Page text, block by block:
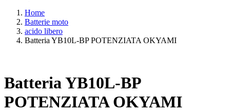
Home
Batterie moto
acido libero
Batteria YB10L-BP POTENZIATA OKYAMI
Batteria YB10L-BP
POTENZIATA OKYAMI